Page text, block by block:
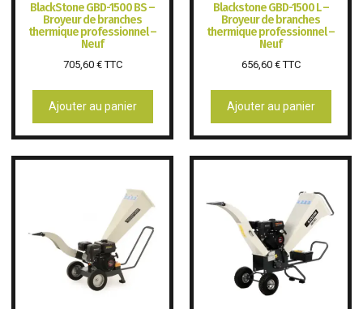
BlackStone GBD-1500 BS –
Broyeur de branches
thermique professionnel –
Neuf
705,60 €TTC
Ajouter au panier
Blackstone GBD-1500 L –
Broyeur de branches
thermique professionnel –
Neuf
656,60 €TTC
Ajouter au panier